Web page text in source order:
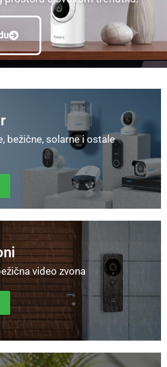
bežične, solarne i ostale
video zvona